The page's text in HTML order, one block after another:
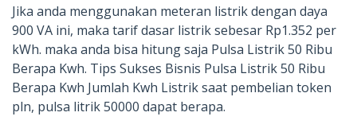
Jika anda menggunakan meteran listrik dengan daya
900 VA ini, maka tarif dasar listrik sebesar Rp1.352 per
kWh. maka anda bisa hitung saja Pulsa Listrik 50 Ribu
Berapa Kwh. Tips Sukses Bisnis Pulsa Listrik 50 Ribu
Berapa Kwh Jumlah Kwh Listrik saat pembelian token
pln, pulsa litrik 50000 dapat berapa.